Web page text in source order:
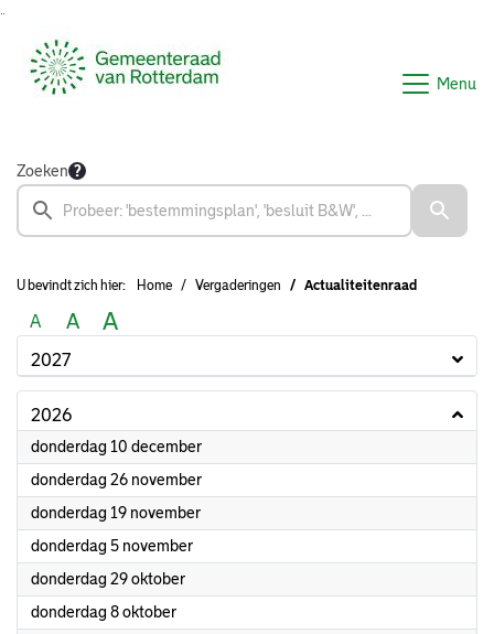
Menu
Zoeken
U bevindt zich hier: Home Vergaderingen Actualiteitenraad
A A A
2027
2026
donderdag 10 december2026
donderdag 26 november2026
donderdag 19 november2026
donderdag 5 november2026
donderdag 29 oktober2026
donderdag 8 oktober2026